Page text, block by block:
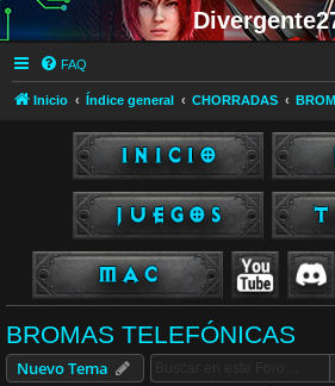
FAQ
Inicio Índice general CHORRADAS
BROMAS TELEFÓNICAS
Nuevo Tema